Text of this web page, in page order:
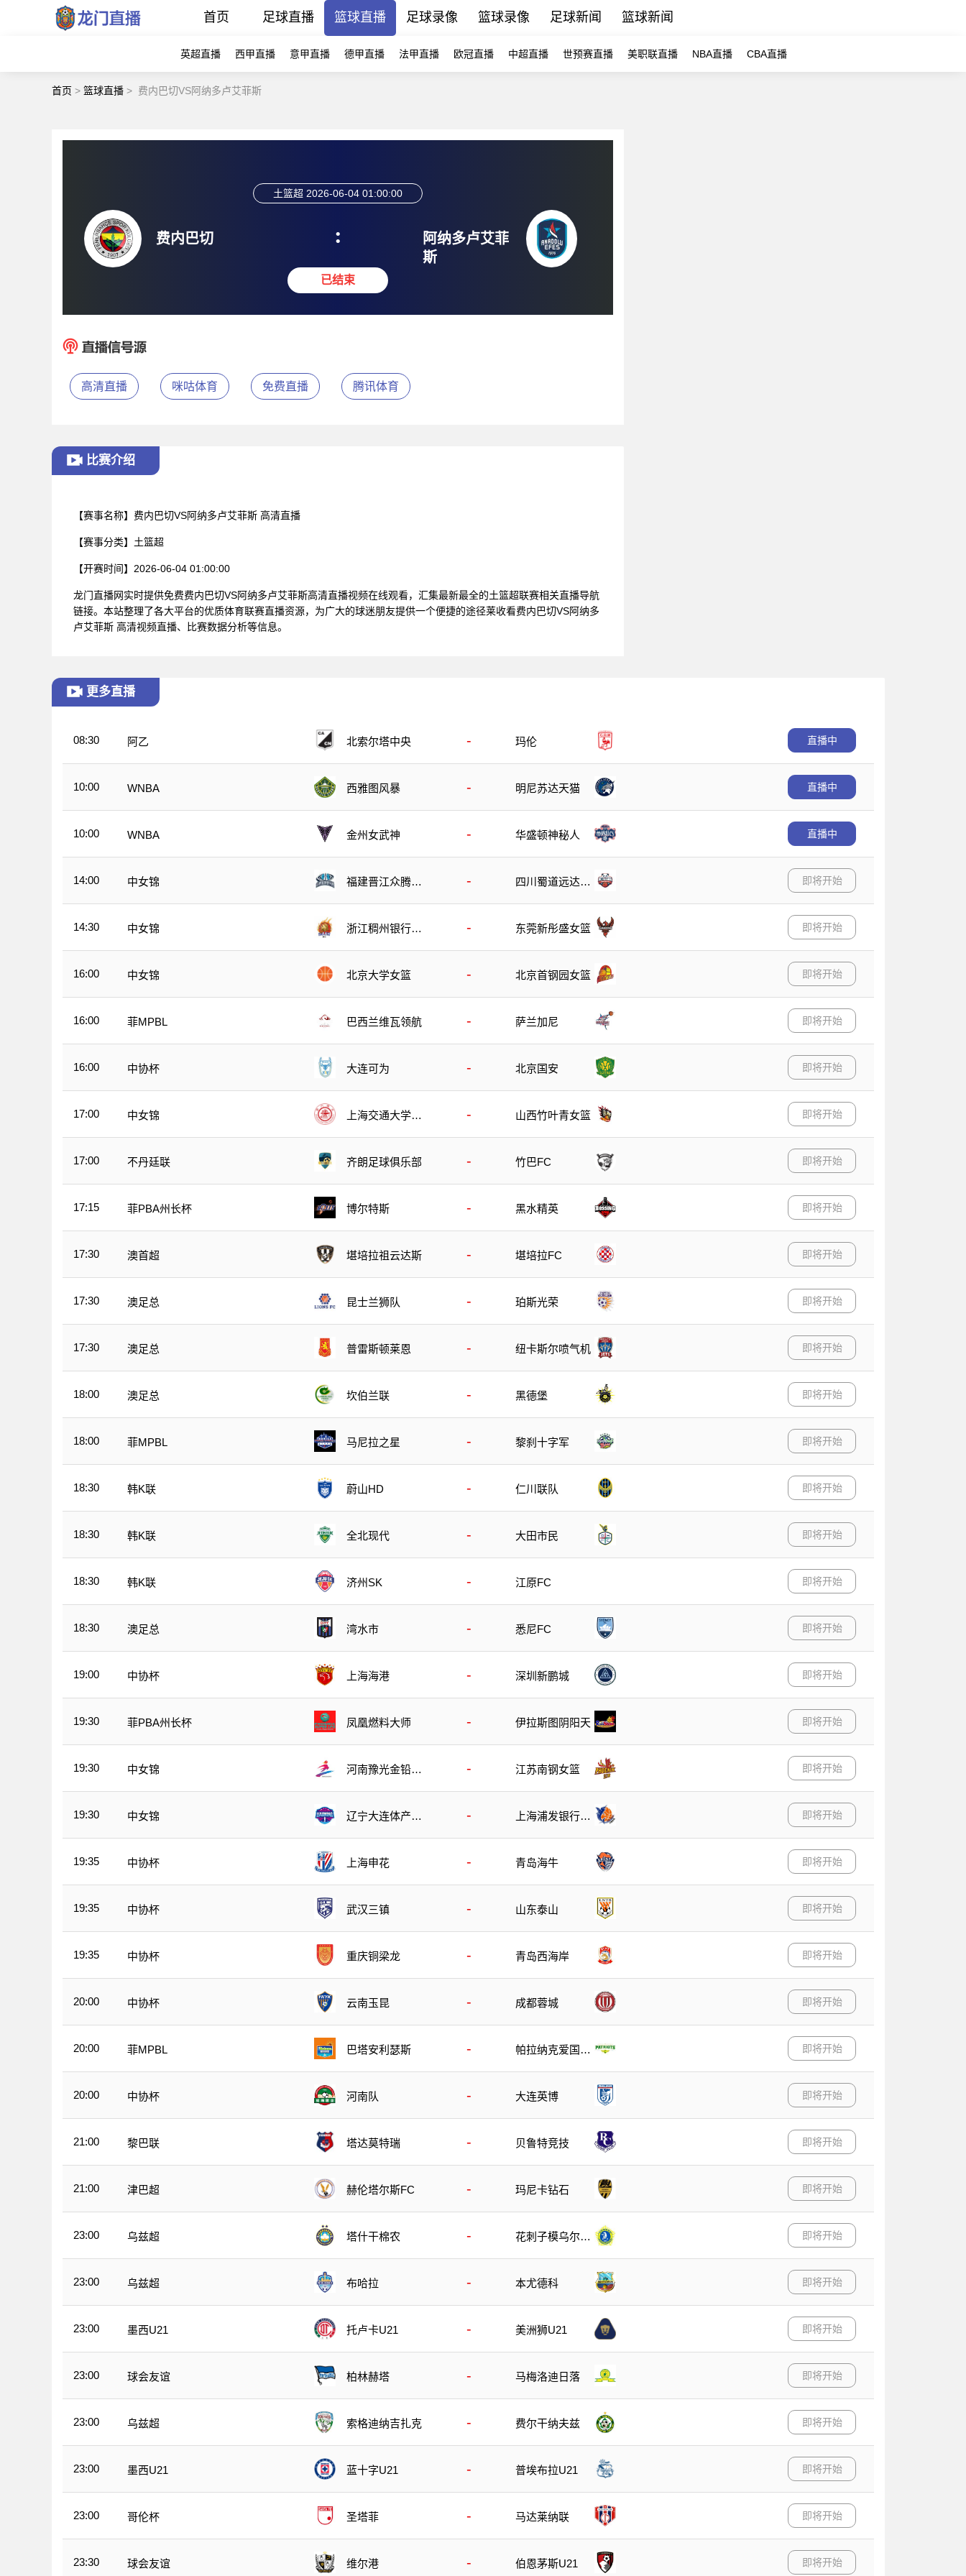
首页 足球直播 篮球直播 足球录像 篮球录像 足球新闻 篮球新闻
英超直播 西甲直播 意甲直播 德甲直播 法甲直播 欧冠直播 中超直播 世预赛直播 美职联直播 NBA直播 CBA直播
首页 > 篮球直播 > 费内巴切VS阿纳多卢艾菲斯
费内巴切
土篮超 2026-06-04 01:00:00
:
已结束
阿纳多卢艾菲
斯
高清直播 咪咕体育 免费直播 腾讯体育
比赛介绍
【赛事名称】 费内巴切VS阿纳多卢艾菲斯 高清直播
【赛事分类】 土篮超
【开赛时间】 2026-06-04 01:00:00
龙门直播网实时提供免费费内巴切VS阿纳多卢艾菲斯高清直播视频在线观看，汇集最新最全的土篮超联赛相关直播导航
链接。本站整理了各大平台的优质体育联赛直播资源，为广大的球迷朋友提供一个便捷的途径莱收看费内巴切VS阿纳多
卢艾菲斯 高清视频直播、比赛数据分析等信息。
更多直播
08:30 阿乙 北索尔塔中央 - 玛伦 直播中
10:00 WNBA 西雅图风暴 - 明尼苏达天猫 直播中
10:00 WNBA 金州女武神 - 华盛顿神秘人 直播中
14:00 中女锦
福建晋江众腾女
-
四川蜀道远达女
即将开始
14:30 中女锦
浙江稠州银行女
- 东莞新彤盛女篮 即将开始
16:00 中女锦 北京大学女篮 - 北京首钢园女篮 即将开始
16:00 菲MPBL 巴西兰维瓦领航 - 萨兰加尼 即将开始
16:00 中协杯 大连可为 - 北京国安 即将开始
17:00 中女锦
上海交通大学女
- 山西竹叶青女篮 即将开始
17:00 不丹廷联 齐朗足球俱乐部 - 竹巴FC 即将开始
17:15 菲PBA州长杯 博尔特斯 - 黑水精英 即将开始
17:30 澳首超 堪培拉祖云达斯 - 堪培拉FC 即将开始
17:30 澳足总 昆士兰狮队 - 珀斯光荣 即将开始
17:30 澳足总 普雷斯顿莱恩 - 纽卡斯尔喷气机 即将开始
18:00 澳足总 坎伯兰联 - 黑德堡 即将开始
18:00 菲MPBL 马尼拉之星 - 黎刹十字军 即将开始
18:30 韩K联 蔚山HD - 仁川联队 即将开始
18:30 韩K联 全北现代 - 大田市民 即将开始
18:30 韩K联 济州SK - 江原FC 即将开始
18:30 澳足总 湾水市 - 悉尼FC 即将开始
19:00 中协杯 上海海港 - 深圳新鹏城 即将开始
19:30 菲PBA州长杯 凤凰燃料大师 - 伊拉斯图阴阳天 即将开始
19:30 中女锦
河南豫光金铅女
- 江苏南钢女篮 即将开始
19:30 中女锦
辽宁大连体产女
-
上海浦发银行女
即将开始
19:35 中协杯 上海申花 - 青岛海牛 即将开始
19:35 中协杯 武汉三镇 - 山东泰山 即将开始
19:35 中协杯 重庆铜梁龙 - 青岛西海岸 即将开始
20:00 中协杯 云南玉昆 - 成都蓉城 即将开始
20:00 菲MPBL 巴塔安利瑟斯 -
帕拉纳克爱国者
即将开始
20:00 中协杯 河南队 - 大连英博 即将开始
21:00 黎巴联 塔达莫特瑞 - 贝鲁特竞技 即将开始
21:00 津巴超 赫伦塔尔斯FC - 玛尼卡钻石 即将开始
23:00 乌兹超 塔什干棉农 -
花刺子模乌尔根
即将开始
23:00 乌兹超 布哈拉 - 本尤德科 即将开始
23:00 墨西U21 托卢卡U21 - 美洲狮U21 即将开始
23:00 球会友谊 柏林赫塔 - 马梅洛迪日落 即将开始
23:00 乌兹超 索格迪纳吉扎克 - 费尔干纳夫兹 即将开始
23:00 墨西U21 蓝十字U21 - 普埃布拉U21 即将开始
23:00 哥伦杯 圣塔菲 - 马达莱纳联 即将开始
23:30 球会友谊 维尔港 - 伯恩茅斯U21 即将开始